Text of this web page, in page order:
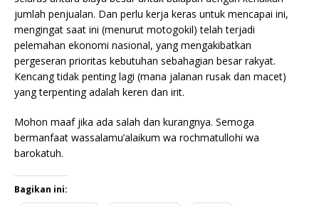
jumlah penjualan. Dan perlu kerja keras untuk mencapai ini,
mengingat saat ini (menurut motogokil) telah terjadi
pelemahan ekonomi nasional, yang mengakibatkan
pergeseran prioritas kebutuhan sebahagian besar rakyat.
Kencang tidak penting lagi (mana jalanan rusak dan macet)
yang terpenting adalah keren dan irit.
Mohon maaf jika ada salah dan kurangnya. Semoga
bermanfaat wassalamu’alaikum wa rochmatullohi wa
barokatuh.
Bagikan ini: